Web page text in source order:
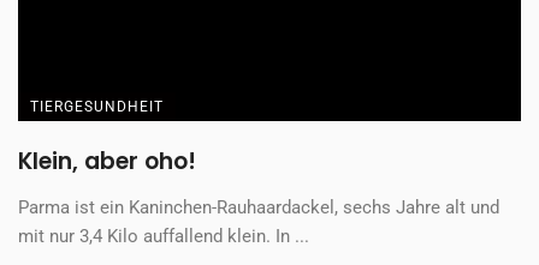
TIERGESUNDHEIT
Klein, aber oho!
Parma ist ein Kaninchen-Rauhaardackel, sechs Jahre alt und
mit nur 3,4 Kilo auffallend klein. In ...